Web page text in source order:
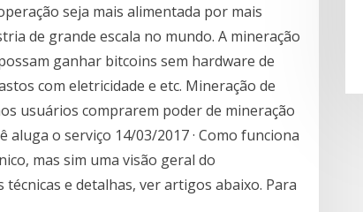
seja mais alimentada por mais
de grande escala no mundo. A mineração
ganhar bitcoins sem hardware de
com eletricidade e etc. Mineração de
usuários comprarem poder de mineração
o serviço 14/03/2017 · Como funciona
mas sim uma visão geral do
e detalhas, ver artigos abaixo. Para